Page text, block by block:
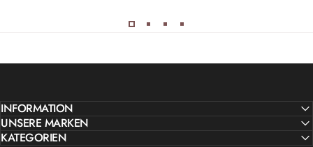
INFORMATION
UNSERE MARKEN
KATEGORIEN